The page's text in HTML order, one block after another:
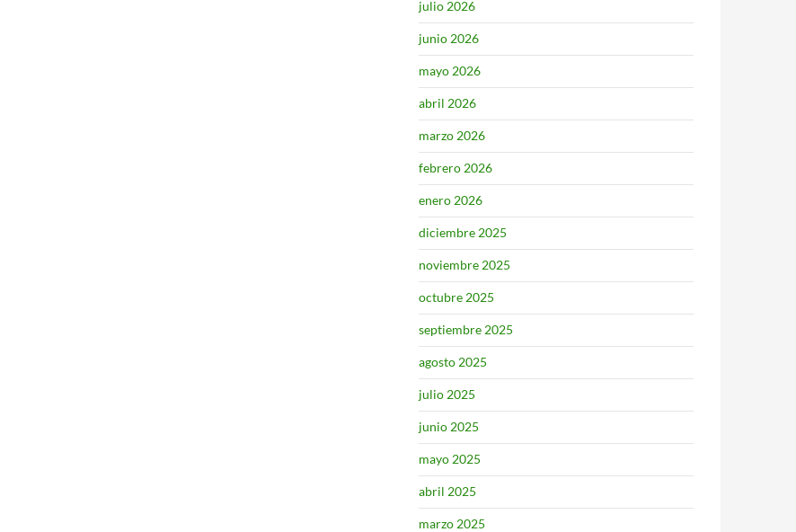
julio 2026
junio 2026
mayo 2026
abril 2026
marzo 2026
febrero 2026
enero 2026
diciembre 2025
noviembre 2025
octubre 2025
septiembre 2025
agosto 2025
julio 2025
junio 2025
mayo 2025
abril 2025
marzo 2025